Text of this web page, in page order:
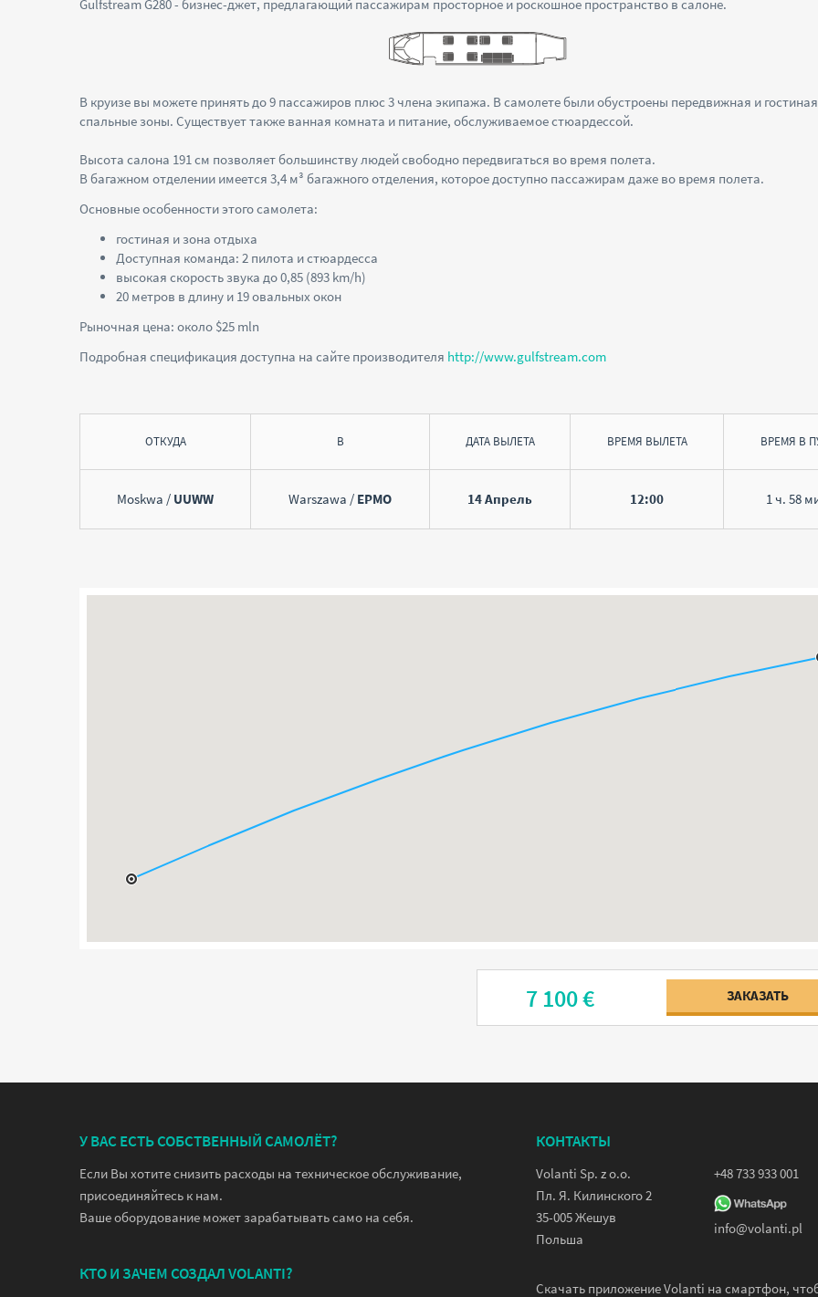
Gulfstream G280 - бизнес-джет, предлагающий пассажирам просторное и роскошное пространство в салоне.
В круизе вы можете принять до 9 пассажиров плюс 3 члена экипажа. В самолете были обустроены передвижная и
спальные зоны. Существует также ванная комната и питание, обслуживаемое стюардессой.
Высота салона 191 см позволяет большинству людей свободно передвигаться во время полета.
В багажном отделении имеется 3,4 м³ багажного отделения, которое доступно пассажирам даже во время полета.
Основные особенности этого самолета:
гостиная и зона отдыха
Доступная команда: 2 пилота и стюардесса
высокая скорость звука до 0,85 (893 km/h)
20 метров в длину и 19 овальных окон
Рыночная цена: около $25 mln
Подробная спецификация доступна на сайте производителя http://www.gulfstream.com
ОТКУДА В ДАТА ВЫЛЕТА ВРЕМЯ ВЫЛЕТА ВРЕМЯ В
Moskwa / UUWW Warszawa / EPMO 14 Апрель 12:00 1 ч. 58
7 100 € ЗАКАЗАТЬ
У ВАС ЕСТЬ СОБСТВЕННЫЙ САМОЛЁТ?
Если Вы хотите снизить расходы на техническое обслуживание,
присоединяйтесь к нам.
Ваше оборудование может зарабатывать само на себя.
КТО И ЗАЧЕМ СОЗДАЛ VOLANTI?
КОНТАКТЫ
Volanti Sp. z o.o.
Пл. Я. Килинского 2
35-005 Жешув
Польша
+48 733 933 001
info@volanti.pl
Скачать приложение Volanti на смартфон,